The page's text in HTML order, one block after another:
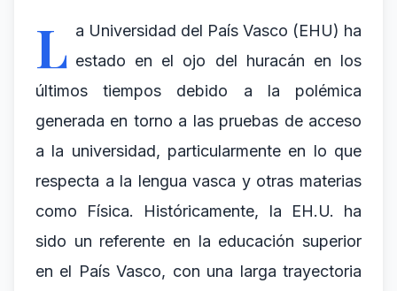
L a Universidad del País Vasco (EHU) ha
estado en el ojo del huracán en los
últimos tiempos debido a la polémica
generada en torno a las pruebas de acceso
a la universidad, particularmente en lo que
respecta a la lengua vasca y otras materias
como Física. Históricamente, la EH.U. ha
sido un referente en la educación superior
en el País Vasco, con una larga trayectoria